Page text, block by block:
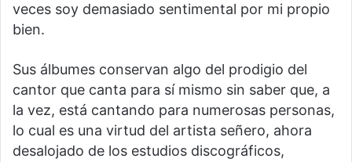
veces soy demasiado sentimental por mi propio
bien.
Sus álbumes conservan algo del prodigio del
cantor que canta para sí mismo sin saber que, a
la vez, está cantando para numerosas personas,
lo cual es una virtud del artista señero, ahora
desalojado de los estudios discográficos,